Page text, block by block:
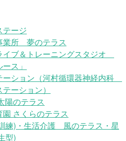
テージ
業所 夢のテラス
イブ＆トレーニングスタジオ
ス」
ーション（河村循環器神経内科
ーション）
陽のテラス
さくらのテラス
練)・生活介護 風のテラス・星
型)